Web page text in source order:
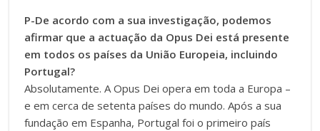
P-De acordo com a sua investigação, podemos
afirmar que a actuação da Opus Dei está presente
em todos os países da União Europeia, incluindo
Portugal?
Absolutamente. A Opus Dei opera em toda a Europa –
e em cerca de setenta países do mundo. Após a sua
fundação em Espanha, Portugal foi o primeiro país